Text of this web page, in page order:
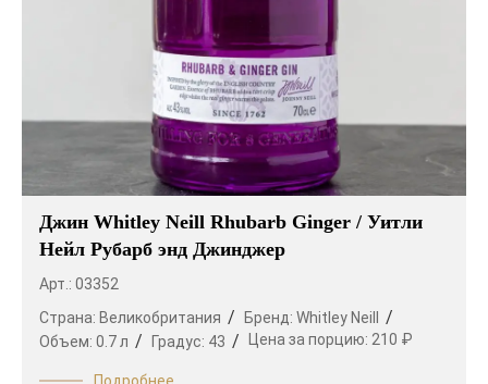
Джин Whitley Neill Rhubarb Ginger / Уитли
Нейл Рубарб энд Джинджер
Арт.: 03352
Страна: Великобритания Бренд: Whitley Neill
Объем: 0.7 л Градус: 43 Цена за порцию: 210 ₽